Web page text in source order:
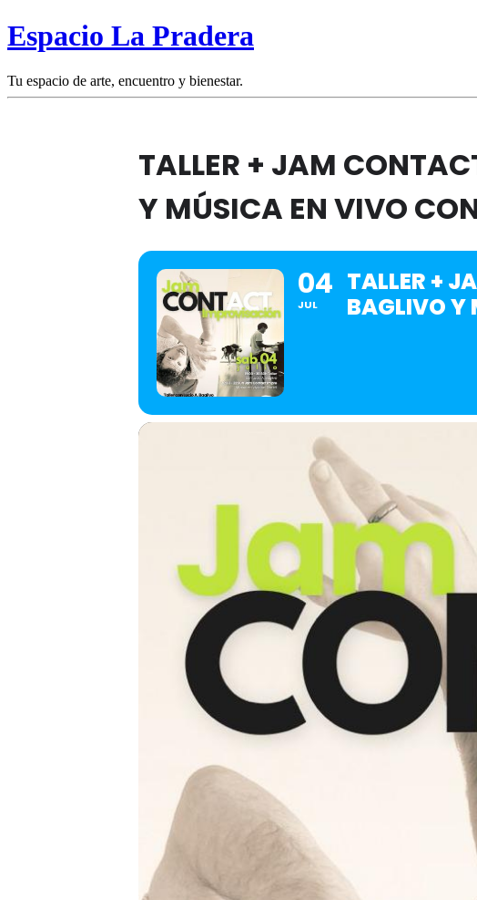
Espacio La Pradera
Tu espacio de arte, encuentro y bienestar.
TALLER + JAM
Y MÚSICA EN VIVO
04
JUL
TALLER +
BAGLIVO Y